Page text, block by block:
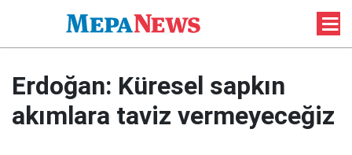
Erdoğan: Küresel sapkın
akımlara taviz vermeyeceğiz